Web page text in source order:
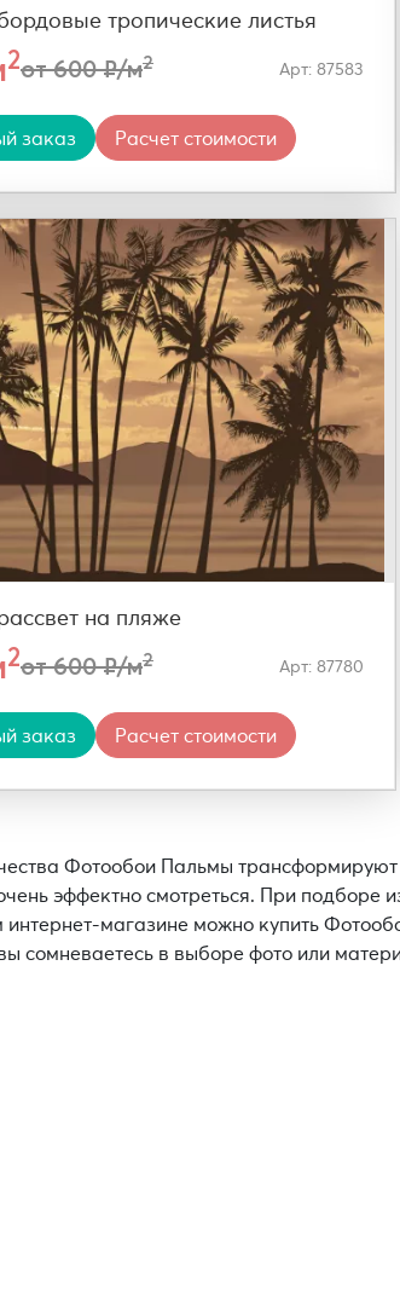
тропические листья
2от 600 ₽/м2 Арт: 87583
заказ Расчет стоимости
на пляже
2от 600 ₽/м2 Арт: 87780
заказ Расчет стоимости
Фотообои Пальмы
эффектно смотреться. При подборе
магазине можно купить
сомневаетесь в выборе фото или